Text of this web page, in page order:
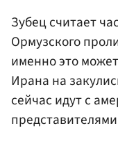
Зубец считает
Ормузского
именно это
Ирана на
сейчас идут с